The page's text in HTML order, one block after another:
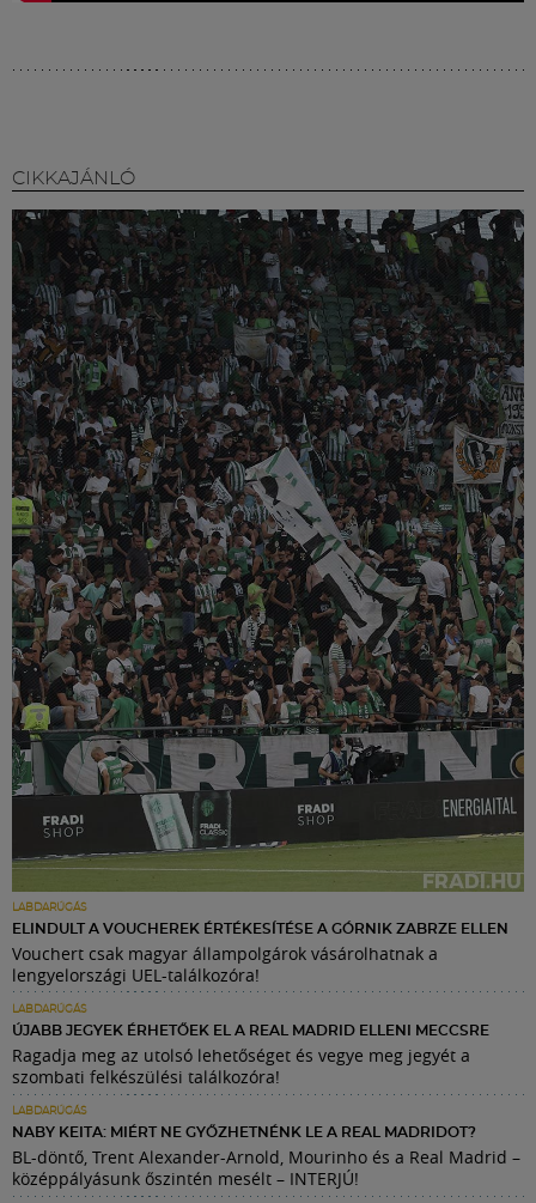
CIKKAJÁNLÓ
LABDARÚGÁS
ELINDULT A VOUCHEREK ÉRTÉKESÍTÉSE A GÓRNIK ZABRZE ELLEN
Vouchert csak magyar állampolgárok vásárolhatnak a
lengyelországi UEL-találkozóra!
LABDARÚGÁS
ÚJABB JEGYEK ÉRHETŐEK EL A REAL MADRID ELLENI MECCSRE
Ragadja meg az utolsó lehetőséget és vegye meg jegyét a
szombati felkészülési találkozóra!
LABDARÚGÁS
NABY KEITA: MIÉRT NE GYŐZHETNÉNK LE A REAL MADRIDOT?
BL-döntő, Trent Alexander-Arnold, Mourinho és a Real Madrid –
középpályásunk őszintén mesélt – INTERJÚ!